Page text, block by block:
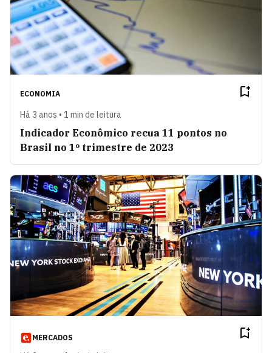
ECONOMIA
Há 3 anos • 1 min de leitura
Indicador Econômico recua 11 pontos no
Brasil no 1º trimestre de 2023
MERCADOS